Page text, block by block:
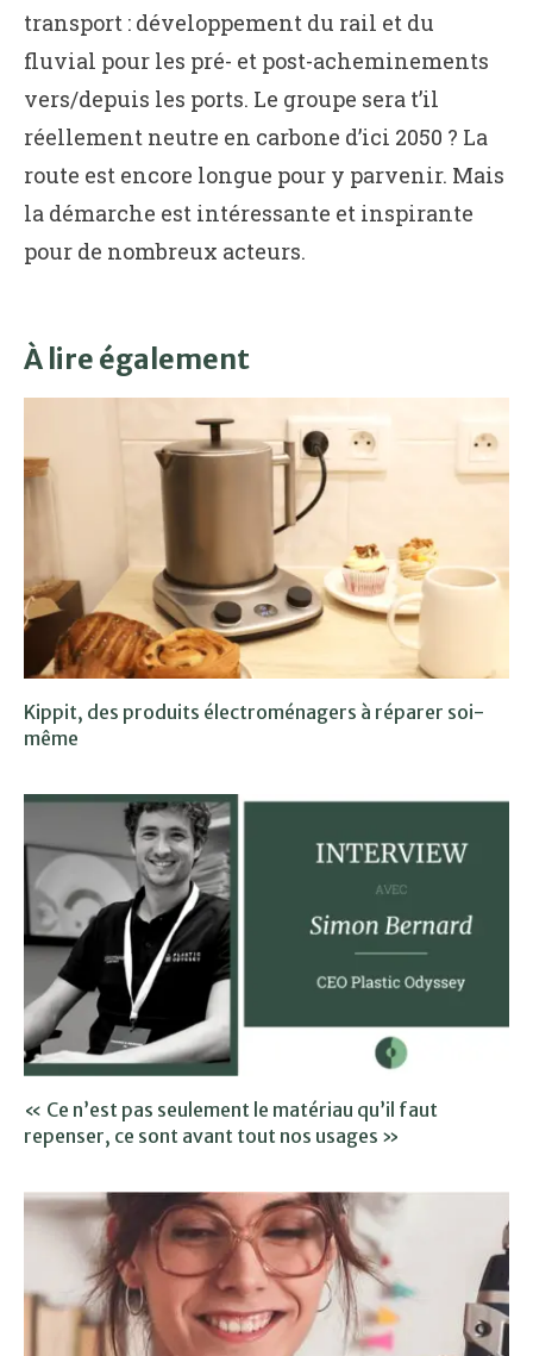
transport : développement du rail et du
fluvial pour les pré- et post-acheminements
vers/depuis les ports. Le groupe sera t’il
réellement neutre en carbone d’ici 2050 ? La
route est encore longue pour y parvenir. Mais
la démarche est intéressante et inspirante
pour de nombreux acteurs.
À lire également
Kippit, des produits électroménagers à réparer soi-
même
« Ce n’est pas seulement le matériau qu’il faut
repenser, ce sont avant tout nos usages »